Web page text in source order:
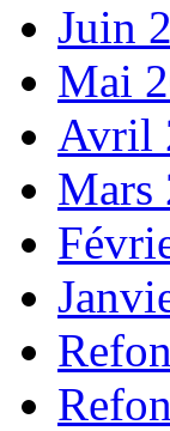
Juin
Mai
Avril
Mars